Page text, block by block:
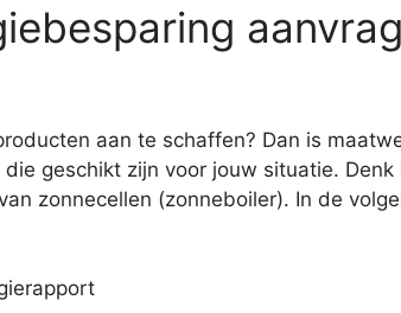
aan te schaffen? Dan is
geschikt zijn voor jouw situatie.
zonnecellen (zonneboiler). In de